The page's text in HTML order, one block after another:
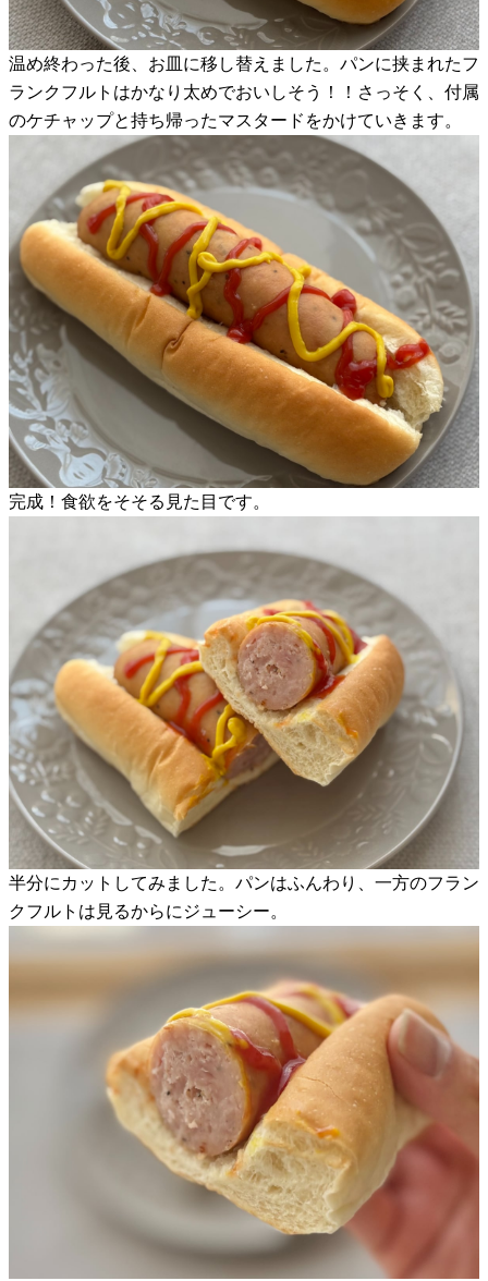
温め終わった後、お皿に移し替えました。パンに挟まれたフ
ランクフルトはかなり太めでおいしそう！！さっそく、付属
のケチャップと持ち帰ったマスタードをかけていきます。
完成！食欲をそそる見た目です。
半分にカットしてみました。パンはふんわり、一方のフラン
クフルトは見るからにジューシー。